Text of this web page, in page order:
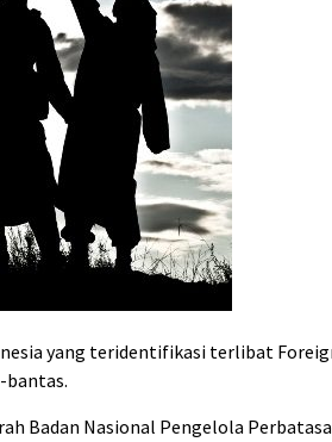
yang teridentifikasi terlibat
Badan Nasional Pengelola